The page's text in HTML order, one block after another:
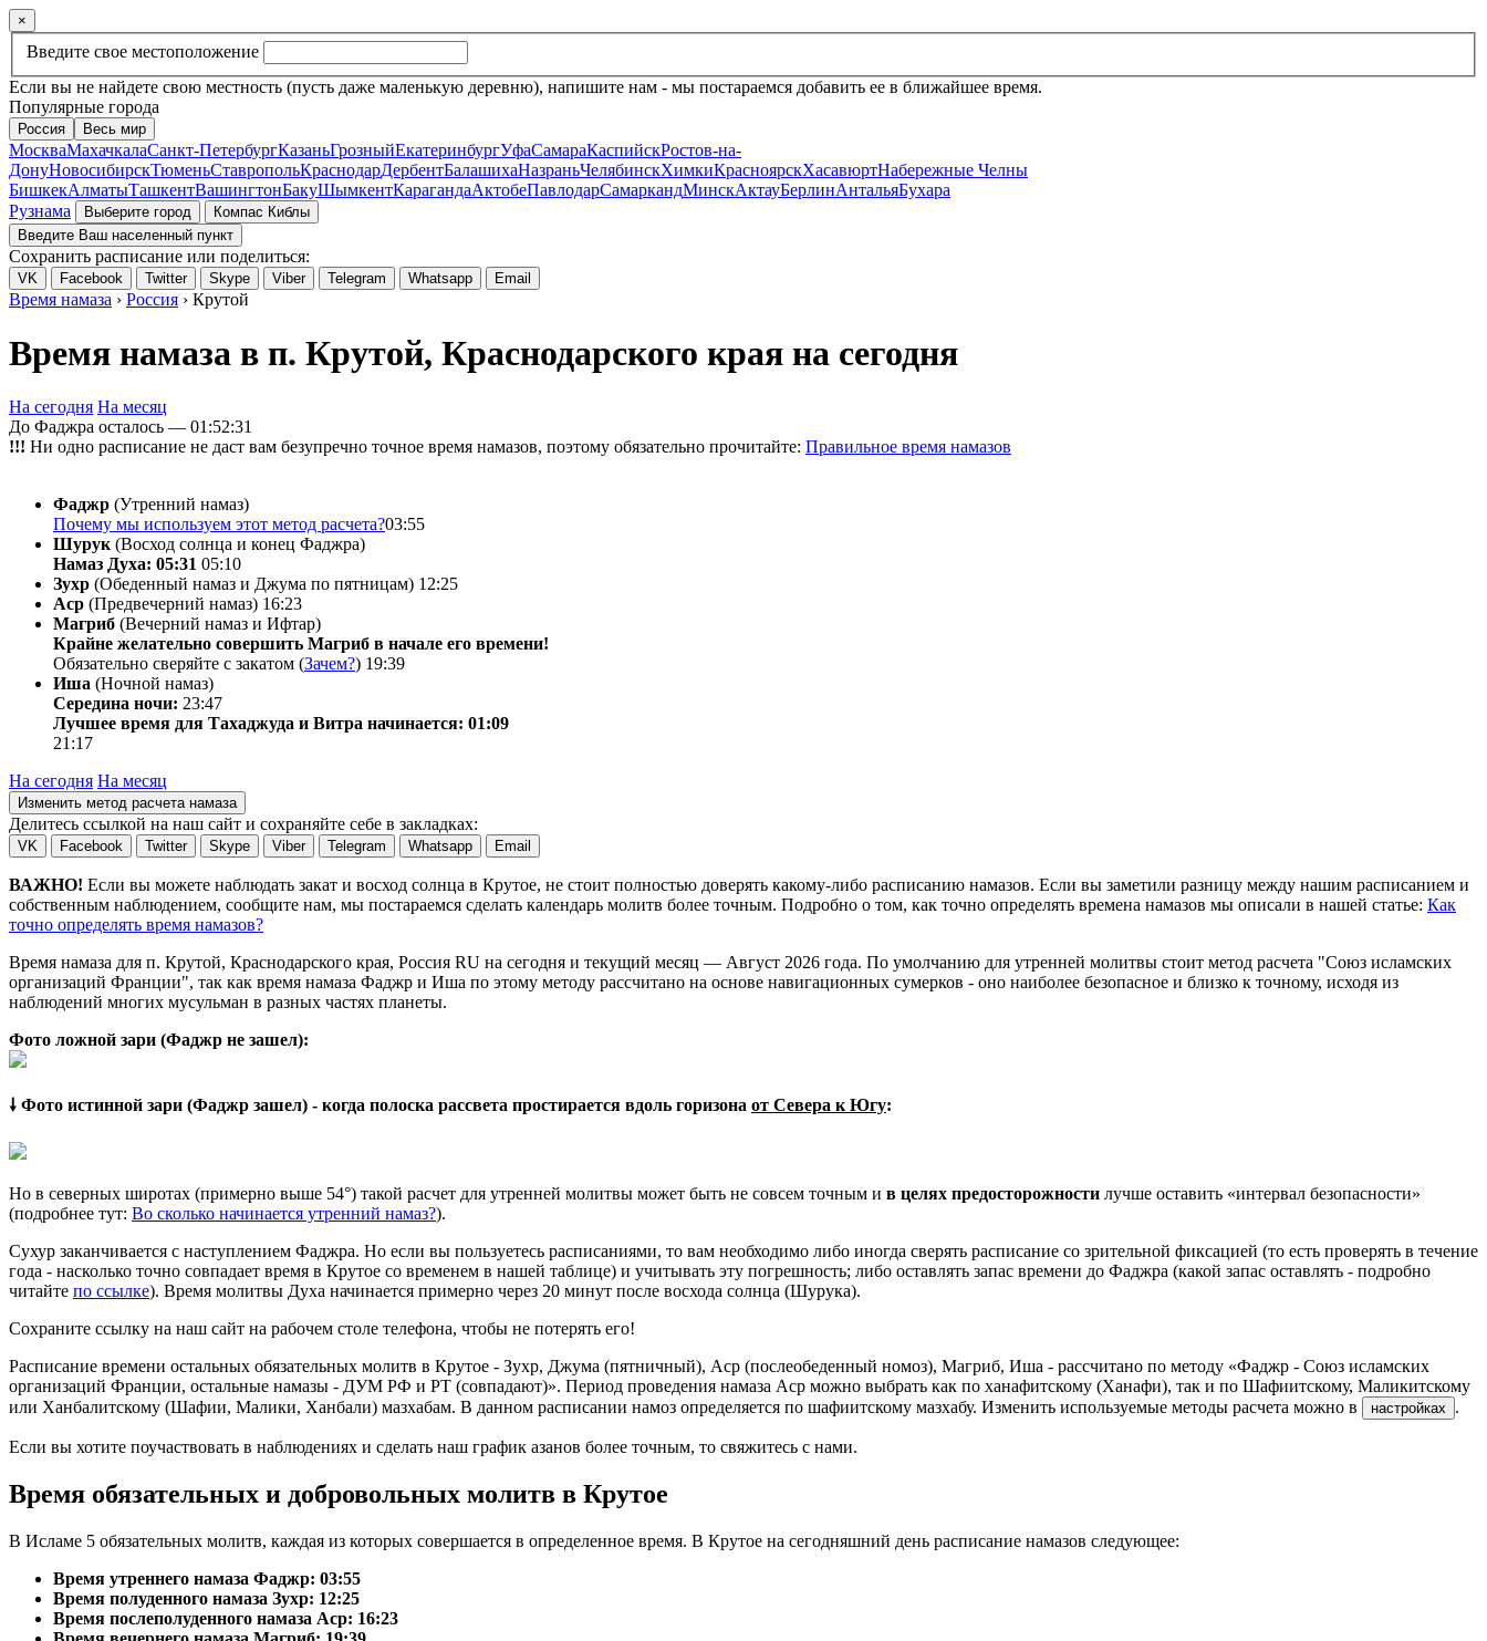
×
Введите свое местоположение
Если вы не найдете свою местность (пусть даже маленькую деревню), напишите нам - мы постараемся добавить ее в ближайшее время.
Популярные города
Россия Весь мир
МоскваМахачкалаСанкт-ПетербургКазаньГрозныйЕкатеринбургУфаСамараКаспийскРостов-на-
ДонуНовосибирскТюменьСтавропольКраснодарДербентБалашихаНазраньЧелябинскХимкиКрасноярскХасавюртНабережные Челны
БишкекАлматыТашкентВашингтонБакуШымкентКарагандаАктобеПавлодарСамаркандМинскАктауБерлинАнтальяБухара
Рузнама
Выберите город
Компас Киблы
Введите Ваш населенный пункт
Сохранить расписание или поделиться:
VK Facebook Twitter Skype Viber Telegram Whatsapp Email
Время намаза › Россия › Крутой
Время намаза в п. Крутой, Краснодарского края на сегодня
На сегодня На месяц
До Фаджра осталось — 01:52:31
!!! Ни одно расписание не даст вам безупречно точное время намазов, поэтому обязательно прочитайте: Правильное время намазов
Фаджр (Утренний намаз)
Почему мы используем этот метод расчета?03:55
Шурук (Восход солнца и конец Фаджра)
Намаз Духа: 05:31 05:10
Зухр (Обеденный намаз и Джума по пятницам) 12:25
Аср (Предвечерний намаз) 16:23
Магриб (Вечерний намаз и Ифтар)
Крайне желательно совершить Магриб в начале его времени!
Обязательно сверяйте с закатом (Зачем?) 19:39
Иша (Ночной намаз)
Середина ночи: 23:47
Лучшее время для Тахаджуда и Витра начинается: 01:09
21:17
На сегодня На месяц
Изменить метод расчета намаза
Делитесь ссылкой на наш сайт и сохраняйте себе в закладках:
VK Facebook Twitter Skype Viber Telegram Whatsapp Email
ВАЖНО! Если вы можете наблюдать закат и восход солнца в Крутое, не стоит полностью доверять какому-либо расписанию намазов. Если вы заметили разницу между нашим расписанием и
собственным наблюдением, сообщите нам, мы постараемся сделать календарь молитв более точным. Подробно о том, как точно определять времена намазов мы описали в нашей статье: Как
точно определять время намазов?
Время намаза для п. Крутой, Краснодарского края, Россия RU на сегодня и текущий месяц — Август 2026 года. По умолчанию для утренней молитвы стоит метод расчета "Союз исламских
организаций Франции", так как время намаза Фаджр и Иша по этому методу рассчитано на основе навигационных сумерков - оно наиболее безопасное и близко к точному, исходя из
наблюдений многих мусульман в разных частях планеты.
Фото ложной зари (Фаджр не зашел):
🠗 Фото истинной зари (Фаджр зашел) - когда полоска рассвета простирается вдоль горизона от Севера к Югу:
Но в северных широтах (примерно выше 54°) такой расчет для утренней молитвы может быть не совсем точным и в целях предосторожности лучше оставить «интервал безопасности»
(подробнее тут: Во сколько начинается утренний намаз?).
Сухур заканчивается с наступлением Фаджра. Но если вы пользуетесь расписаниями, то вам необходимо либо иногда сверять расписание со зрительной фиксацией (то есть проверять в течение
года - насколько точно совпадает время в Крутое со временем в нашей таблице) и учитывать эту погрешность; либо оставлять запас времени до Фаджра (какой запас оставлять - подробно
читайте по ссылке). Время молитвы Духа начинается примерно через 20 минут после восхода солнца (Шурука).
Сохраните ссылку на наш сайт на рабочем столе телефона, чтобы не потерять его!
Расписание времени остальных обязательных молитв в Крутое - Зухр, Джума (пятничный), Аср (послеобеденный номоз), Магриб, Иша - рассчитано по методу «Фаджр - Союз исламских
организаций Франции, остальные намазы - ДУМ РФ и РТ (совпадают)». Период проведения намаза Аср можно выбрать как по ханафитскому (Ханафи), так и по Шафиитскому, Маликитскому
или Ханбалитскому (Шафии, Малики, Ханбали) мазхабам. В данном расписании намоз определяется по шафиитскому мазхабу. Изменить используемые методы расчета можно в
настройках .
Если вы хотите поучаствовать в наблюдениях и сделать наш график азанов более точным, то свяжитесь с нами.
Время обязательных и добровольных молитв в Крутое
В Исламе 5 обязательных молитв, каждая из которых совершается в определенное время. В Крутое на сегодняшний день расписание намазов следующее:
Время утреннего намаза Фаджр: 03:55
Время полуденного намаза Зухр: 12:25
Время послеполуденного намаза Аср: 16:23